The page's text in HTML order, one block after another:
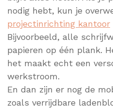
nodig hebt, kun je
projectinrichting kantoor
Bijvoorbeeld, alle
papieren op één plank.
het maakt echt een
werkstroom.
En dan zijn er nog de
zoals verrijdbare